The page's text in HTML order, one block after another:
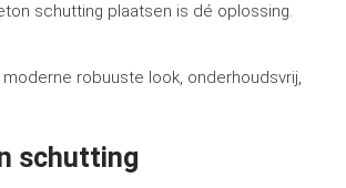
schutting plaatsen is dé oplossing.
moderne robuuste look, onderhoudsvrij,
schutting